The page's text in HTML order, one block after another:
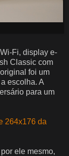
Fi, display e-
Classic com
foi um
escolha. A
para um
264x176 da
ele mesmo,